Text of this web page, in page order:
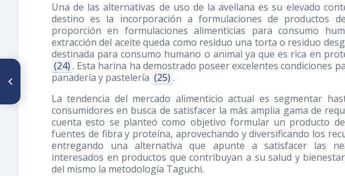
Una de las alternativas de uso de la avellana es su elevado
destino es la incorporación a formulaciones de productos
proporción en formulaciones alimenticias para consumo
extracción del aceite queda como residuo una torta o residuo
destinada para consumo humano o animal ya que es rica en
(24) . Esta harina ha demostrado poseer excelentes condiciones
panadería y pastelería (25) .
La tendencia del mercado alimenticio actual es segmentar
consumidores en busca de satisfacer la más amplia gama de
cuenta esto se planteó como objetivo formular un producto
fuentes de fibra y proteína, aprovechando y diversificando los
entregando una alternativa que apunte a satisfacer las
interesados en productos que contribuyan a su salud y
del mismo la metodología Taguchi.
ARTÍCULO ANTERIOR
Evaluación del efecto del
Lactobacillus rhamnosus
adicionado a yogurt natural y
con probióticos comerciales
sobre poblaciones de
Staphylococcus aureus,
Escherichia coli O157:H7,
Listeria monocytogenes y
Salmonella enteritidis